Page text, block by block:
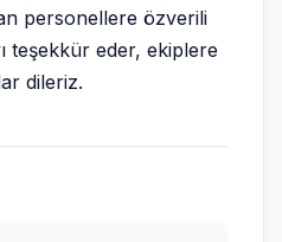
personellere özverili
teşekkür eder, ekiplere
dileriz.